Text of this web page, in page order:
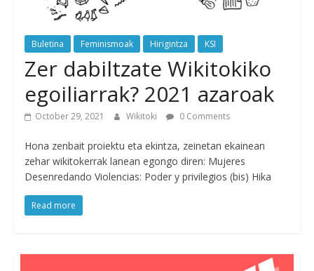
Buletina Feminismoak Hirigintza KSI
Zer dabiltzate Wikitokiko
egoiliarrak? 2021 azaroak
October 29, 2021 Wikitoki 0 Comments
Hona zenbait proiektu eta ekintza, zeinetan ekainean
zehar wikitokerrak lanean egongo diren: Mujeres
Desenredando Violencias: Poder y privilegios (bis) Hika
Read more